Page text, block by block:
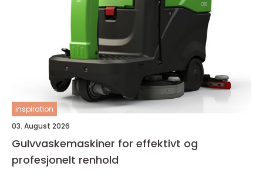
inspiration
03. August 2026
Gulvvaskemaskiner for effektivt og
profesjonelt renhold